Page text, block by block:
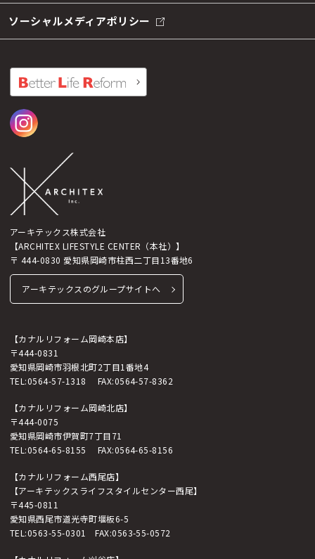
ソーシャルメディアポリシー
アーキテックス株式会社
【ARCHITEX LIFESTYLE CENTER（本社）】
〒 444-0830 愛知県岡崎市柱西二丁目13番地6
アーキテックスのグループサイトへ
【カナルリフォーム岡崎本店】
〒444-0831
愛知県岡崎市羽根北町2丁目1番地4
TEL:0564-57-1318 FAX:0564-57-8362
【カナルリフォーム岡崎北店】
〒444-0075
愛知県岡崎市伊賀町7丁目71
TEL:0564-65-8155 FAX:0564-65-8156
【カナルリフォーム西尾店】
【アーキテックスライフスタイルセンター西尾】
〒445-0811
愛知県西尾市道光寺町堰板6-5
TEL:0563-55-0301 FAX:0563-55-0572